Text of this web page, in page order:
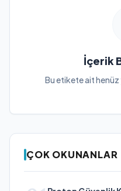
İçerik
Bu etikete ait henüz
ÇOK OKUNANLAR